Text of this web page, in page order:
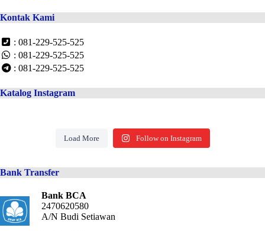
Kontak Kami
: 081-229-525-525
: 081-229-525-525
: 081-229-525-525
Katalog Instagram
Load More Follow on Instagram
Bank Transfer
Bank BCA
2470620580
A/N Budi Setiawan